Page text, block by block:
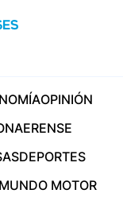
OPINIÓN
DEPORTES
MOTOR